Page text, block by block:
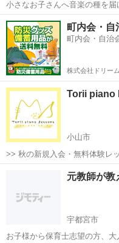
小さなお子さんへ音楽の種を届
と育ててくれる、講師を募集しております！ 幼
されていた方ですと、なお嬉
土日の幼児レッスンを担当して
栃木 宇都宮市 宇都宮
町内会・自
町内会・自治
株式会社ドリー
Torii piano
小山市
>> 秋の新規入会・無料体験レッスン受
2ヶ所にて開講中の個人教室で
集しております⭐︎ ピアノが人生において良きパートナーとなって、無
小山市 ピアノ
元教師が教
宇都宮市
お子様から保育士志望の方、